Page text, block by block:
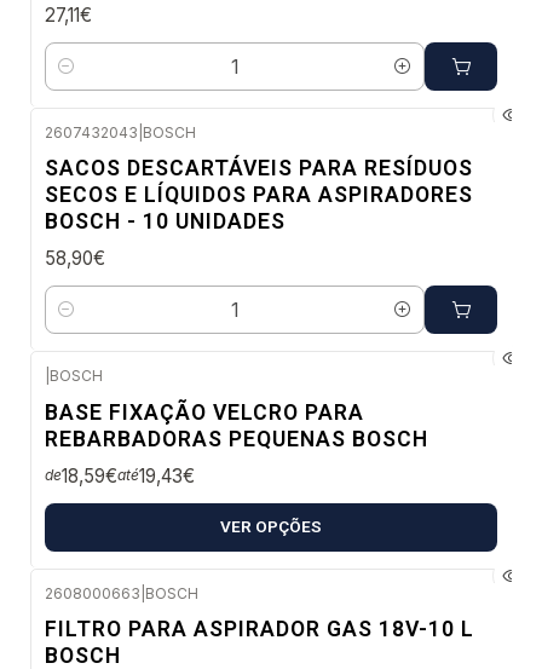
27,11€
Quantidade
2607432043 BOSCH
SACOS DESCARTÁVEIS PARA RESÍDUOS
SECOS E LÍQUIDOS PARA ASPIRADORES
BOSCH - 10 UNIDADES
58,90€
Quantidade
BOSCH
BASE FIXAÇÃO VELCRO PARA
REBARBADORAS PEQUENAS BOSCH
de18,59€até19,43€
VER OPÇÕES
2608000663 BOSCH
FILTRO PARA ASPIRADOR GAS 18V-10 L
BOSCH